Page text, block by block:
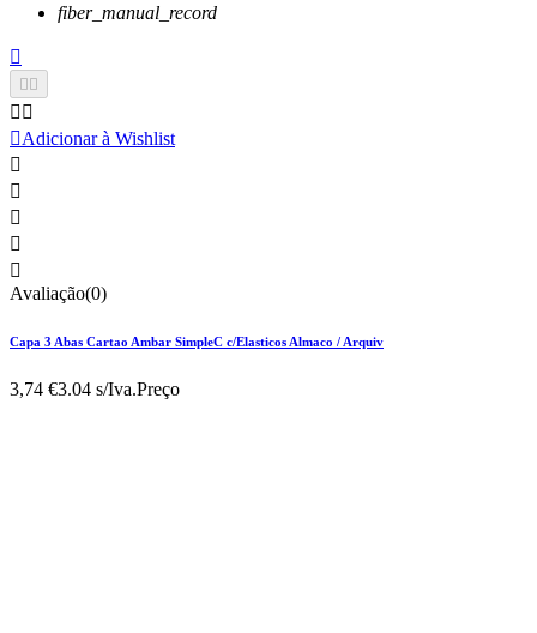
fiber_manual_record


 
Adicionar à Wishlist





Avaliação(0)
Capa 3 Abas Cartao Ambar SimpleC c/Elasticos Almaco / Arquiv
3,74 €3.04 s/Iva.Preço